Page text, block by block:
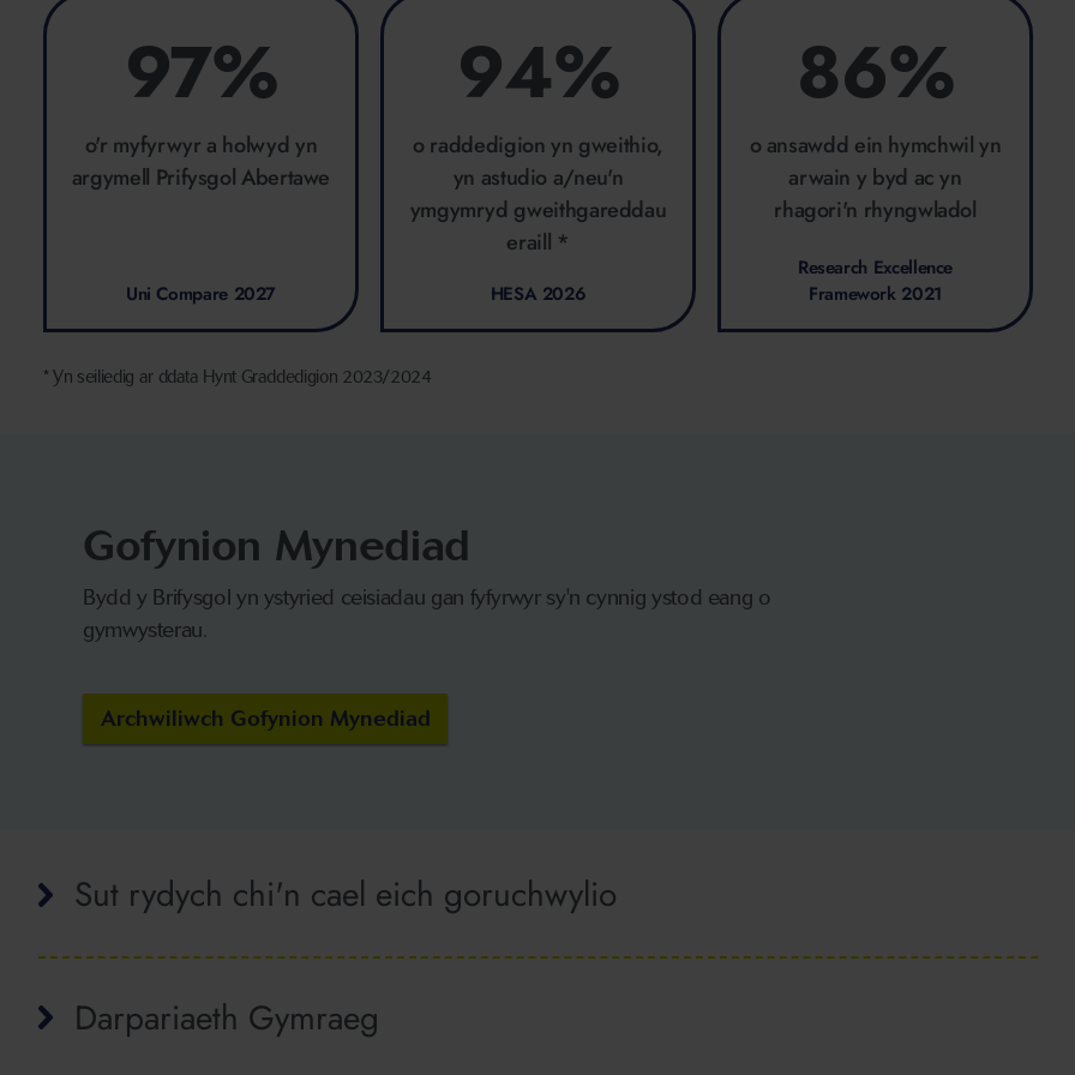
97%
o'r myfyrwyr a holwyd yn
argymell Prifysgol Abertawe
Uni Compare 2027
94%
o raddedigion yn gweithio,
yn astudio a/neu'n
ymgymryd gweithgareddau
eraill *
HESA 2026
86%
o ansawdd ein hymchwil yn
arwain y byd ac yn
rhagori'n rhyngwladol
Research Excellence
Framework 2021
* Yn seiliedig ar ddata Hynt Graddedigion 2023/2024
Gofynion Mynediad
Bydd y Brifysgol yn ystyried ceisiadau gan fyfyrwyr sy'n cynnig ystod eang o
gymwysterau.
Archwiliwch Gofynion Mynediad
Sut rydych chi'n cael eich goruchwylio
Darpariaeth Gymraeg